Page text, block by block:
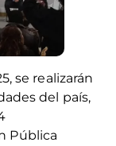
se realizarán
del país,
Pública